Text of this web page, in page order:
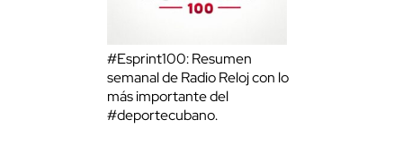
#Esprint100: Resumen
semanal de Radio Reloj con lo
más importante del
#deportecubano.